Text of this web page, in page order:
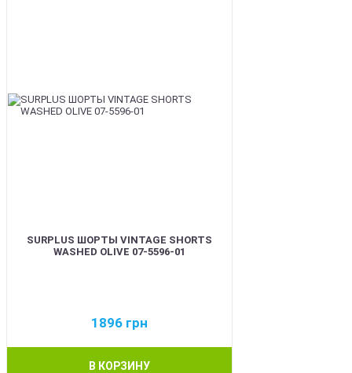
SURPLUS ШОРТЫ VINTAGE SHORTS
WASHED OLIVE 07-5596-01
1896 грн
В КОРЗИНУ